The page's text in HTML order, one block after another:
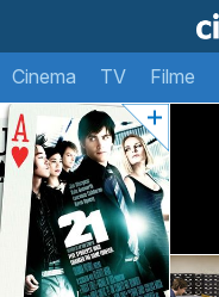
Cinema TV Filme